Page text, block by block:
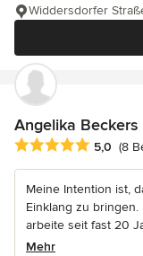
Widdersdorfer
Angelika Beckers
Durchschnittliche
5,0 (8
Meine Intention ist,
Einklang zu
arbeite seit fast 20
Mehr